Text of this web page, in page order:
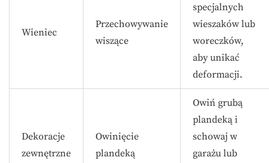
Wieniec
Przechowywanie
wiszące
specjalnych
wieszaków lub
woreczków,
aby unikać
deformacji.
Dekoracje
zewnętrzne
Owinięcie
plandeką
Owiń grubą
plandeką i
schowaj w
garażu lub